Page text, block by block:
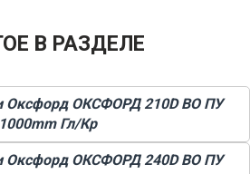
В РАЗДЕЛЕ
Оксфорд ОКСФОРД 210D ВО ПУ
1000mm Гл/Кр
Оксфорд ОКСФОРД 240D ВО ПУ